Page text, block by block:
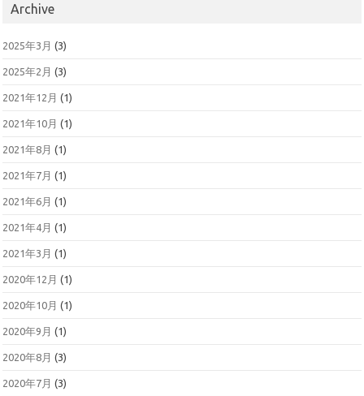
Archive
2025年3月 (3)
2025年2月 (3)
2021年12月 (1)
2021年10月 (1)
2021年8月 (1)
2021年7月 (1)
2021年6月 (1)
2021年4月 (1)
2021年3月 (1)
2020年12月 (1)
2020年10月 (1)
2020年9月 (1)
2020年8月 (3)
2020年7月 (3)